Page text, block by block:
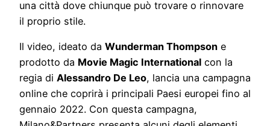
una città dove chiunque può trovare o rinnovare
il proprio stile.
Il video, ideato da Wunderman Thompson e
prodotto da Movie Magic International con la
regia di Alessandro De Leo, lancia una campagna
online che coprirà i principali Paesi europei fino al
gennaio 2022. Con questa campagna,